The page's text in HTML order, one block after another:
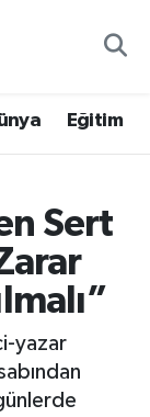
Eğitim
Sert
yazar